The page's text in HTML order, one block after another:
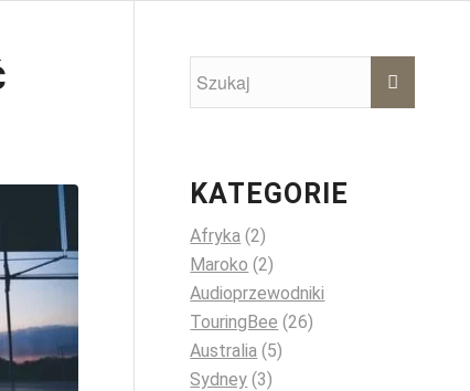
KATEGORIE
Afryka (2)
Maroko (2)
Audioprzewodniki
TouringBee (26)
Australia (5)
Sydney (3)